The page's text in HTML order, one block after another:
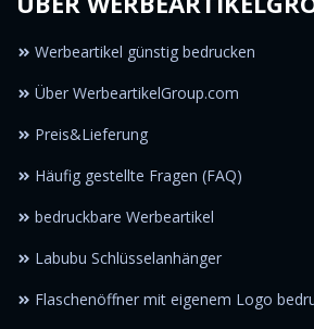
Werbeartikel günstig bedrucken
Über WerbeartikelGroup.com
Preis&Lieferung
Häufig gestellte Fragen (FAQ)
bedruckbare Werbeartikel
Labubu Schlüsselanhänger
Flaschenöffner mit eigenem Logo